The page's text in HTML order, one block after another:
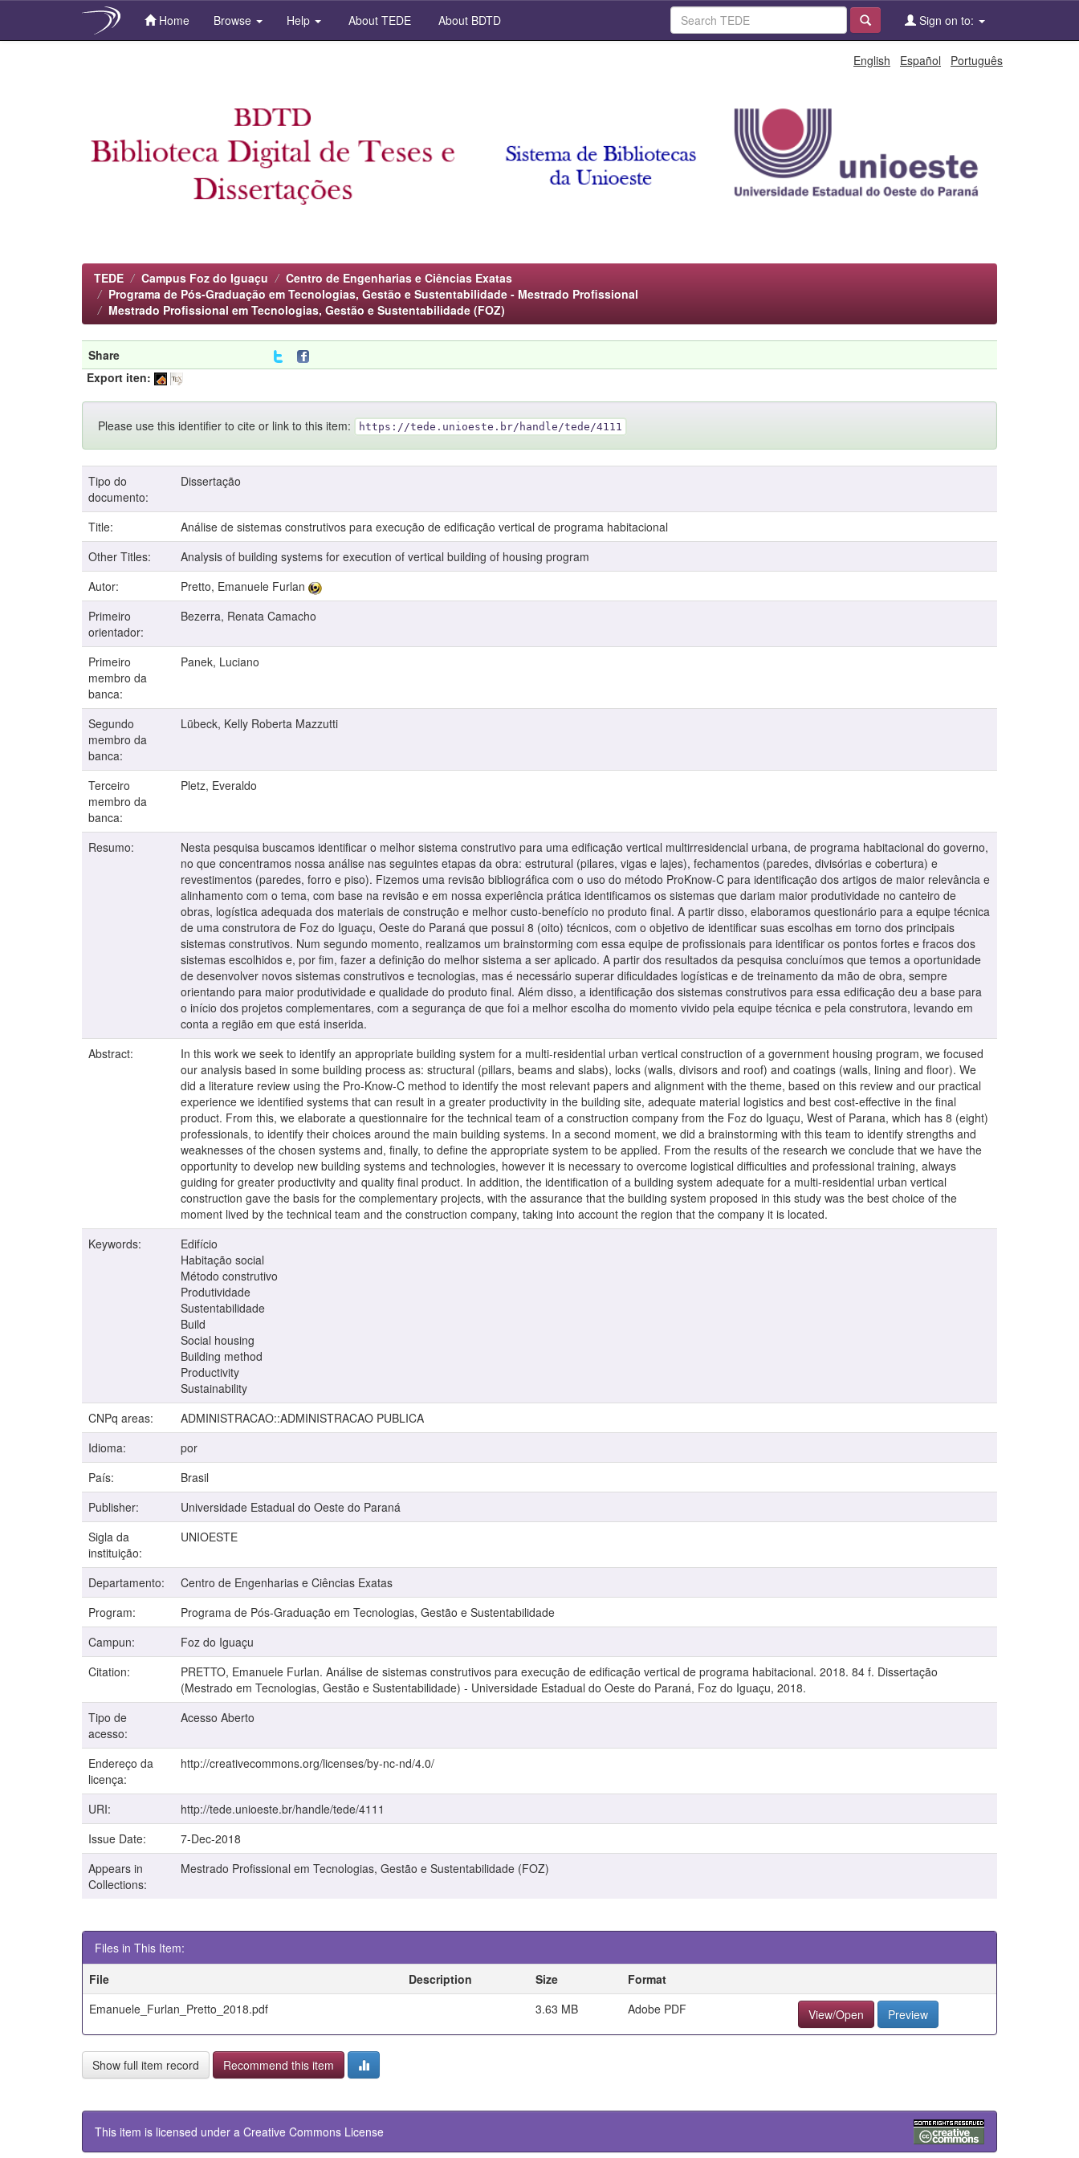
Home Browse Help About TEDE About BDTD Sign on to:
English Español Português
TEDE Campus Foz do Iguaçu
Centro de Engenharias e Ciências Exatas
Programa de Pós-Graduação em Tecnologias, Gestão e Sustentabilidade - Mestrado Profissional
Mestrado Profissional em Tecnologias, Gestão e Sustentabilidade (FOZ)
Share
Export iten:
Please use this identifier to cite or link to this item: https://tede.unioeste.br/handle/tede/4111
Tipo do
documento:
Dissertação
Title:
Análise de sistemas construtivos para execução de edificação vertical de programa habitacional
Other Titles:
Analysis of building systems for execution of vertical building of housing program
Autor:
Pretto, Emanuele Furlan
Primeiro
orientador:
Bezerra, Renata Camacho
Primeiro
membro da
banca:
Panek, Luciano
Segundo
membro da
banca:
Lübeck, Kelly Roberta Mazzutti
Terceiro
membro da
banca:
Pletz, Everaldo
Resumo:
Nesta pesquisa buscamos identificar o melhor sistema construtivo para uma edificação vertical multirresidencial urbana, de programa habitacional do governo,
no que concentramos nossa análise nas seguintes etapas da obra: estrutural (pilares, vigas e lajes), fechamentos (paredes, divisórias e cobertura) e
revestimentos (paredes, forro e piso). Fizemos uma revisão bibliográfica com o uso do método ProKnow-C para identificação dos artigos de maior relevância e
alinhamento com o tema, com base na revisão e em nossa experiência prática identificamos os sistemas que dariam maior produtividade no canteiro de
obras, logística adequada dos materiais de construção e melhor custo-benefício no produto final. A partir disso, elaboramos questionário para a equipe técnica
de uma construtora de Foz do Iguaçu, Oeste do Paraná que possui 8 (oito) técnicos, com o objetivo de identificar suas escolhas em torno dos principais
sistemas construtivos. Num segundo momento, realizamos um brainstorming com essa equipe de profissionais para identificar os pontos fortes e fracos dos
sistemas escolhidos e, por fim, fazer a definição do melhor sistema a ser aplicado. A partir dos resultados da pesquisa concluímos que temos a oportunidade
de desenvolver novos sistemas construtivos e tecnologias, mas é necessário superar dificuldades logísticas e de treinamento da mão de obra, sempre
orientando para maior produtividade e qualidade do produto final. Além disso, a identificação dos sistemas construtivos para essa edificação deu a base para
o início dos projetos complementares, com a segurança de que foi a melhor escolha do momento vivido pela equipe técnica e pela construtora, levando em
conta a região em que está inserida.
Abstract:
In this work we seek to identify an appropriate building system for a multi-residential urban vertical construction of a government housing program, we focused
our analysis based in some building process as: structural (pillars, beams and slabs), locks (walls, divisors and roof) and coatings (walls, lining and floor). We
did a literature review using the Pro-Know-C method to identify the most relevant papers and alignment with the theme, based on this review and our practical
experience we identified systems that can result in a greater productivity in the building site, adequate material logistics and best cost-effective in the final
product. From this, we elaborate a questionnaire for the technical team of a construction company from the Foz do Iguaçu, West of Parana, which has 8 (eight)
professionals, to identify their choices around the main building systems. In a second moment, we did a brainstorming with this team to identify strengths and
weaknesses of the chosen systems and, finally, to define the appropriate system to be applied. From the results of the research we conclude that we have the
opportunity to develop new building systems and technologies, however it is necessary to overcome logistical difficulties and professional training, always
guiding for greater productivity and quality final product. In addition, the identification of a building system adequate for a multi-residential urban vertical
construction gave the basis for the complementary projects, with the assurance that the building system proposed in this study was the best choice of the
moment lived by the technical team and the construction company, taking into account the region that the company it is located.
Keywords:
Edifício
Habitação social
Método construtivo
Produtividade
Sustentabilidade
Build
Social housing
Building method
Productivity
Sustainability
CNPq areas:
ADMINISTRACAO::ADMINISTRACAO PUBLICA
Idioma:
por
País:
Brasil
Publisher:
Universidade Estadual do Oeste do Paraná
Sigla da
instituição:
UNIOESTE
Departamento:
Centro de Engenharias e Ciências Exatas
Program:
Programa de Pós-Graduação em Tecnologias, Gestão e Sustentabilidade
Campun:
Foz do Iguaçu
Citation:
PRETTO, Emanuele Furlan. Análise de sistemas construtivos para execução de edificação vertical de programa habitacional. 2018. 84 f. Dissertação
(Mestrado em Tecnologias, Gestão e Sustentabilidade) - Universidade Estadual do Oeste do Paraná, Foz do Iguaçu, 2018.
Tipo de
acesso:
Acesso Aberto
Endereço da
licença:
http://creativecommons.org/licenses/by-nc-nd/4.0/
URI:
http://tede.unioeste.br/handle/tede/4111
Issue Date:
7-Dec-2018
Appears in
Collections:
Mestrado Profissional em Tecnologias, Gestão e Sustentabilidade (FOZ)
Files in This Item:
File
Description Size
Format
Emanuele_Furlan_Pretto_2018.pdf
3.63 MB Adobe PDF View/Open Preview
Show full item record Recommend this item
This item is licensed under a Creative Commons License